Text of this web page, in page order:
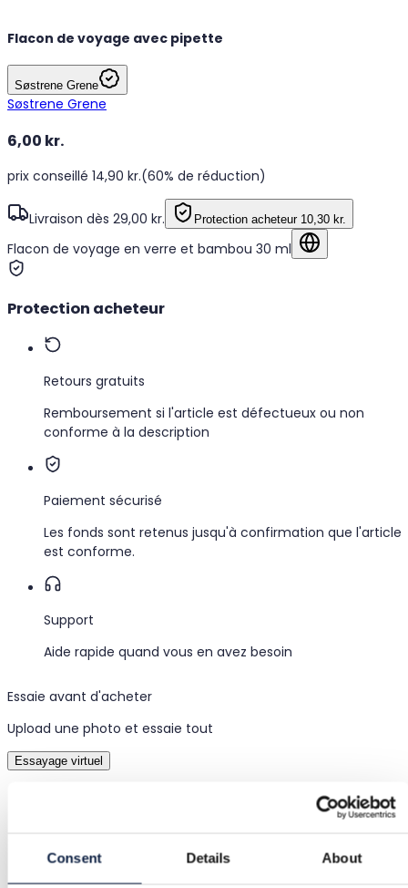
Consent Details About
Flacon de voyage avec pipette
Søstrene Grene
Søstrene Grene
Flacon de voyage en verre et bambou 30 ml
6,00 kr.
prix conseillé 14,90 kr.(60% de réduction)
Livraison dès 29,00 kr. Protection acheteur 10,30 kr.
Protection acheteur
Retours gratuits
Remboursement si l'article est défectueux ou non
conforme à la description
Paiement sécurisé
Les fonds sont retenus jusqu'à confirmation que l'article
est conforme.
Support
Aide rapide quand vous en avez besoin
Essaie avant d'acheter
Upload une photo et essaie tout
Essayage virtuel
Rangement cuisine
Marque